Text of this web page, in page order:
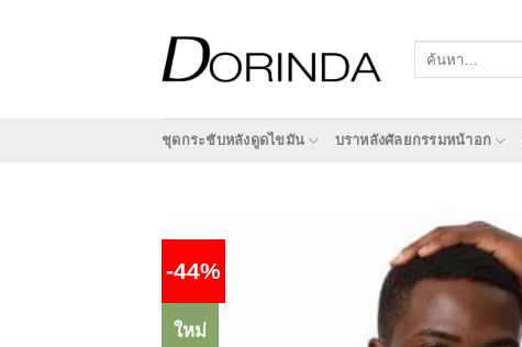
ค้นหา:
ชุดกระชับหลังดูดไขมัน บราหลังศัลยกรรมหน้าอก
-44%
ใหม่